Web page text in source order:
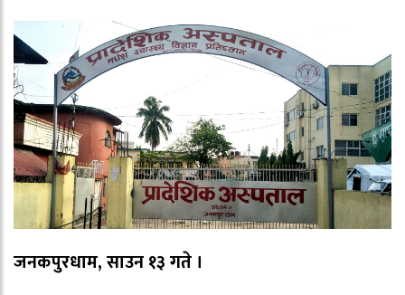
जनकपुरधाम, साउन १३ गते ।